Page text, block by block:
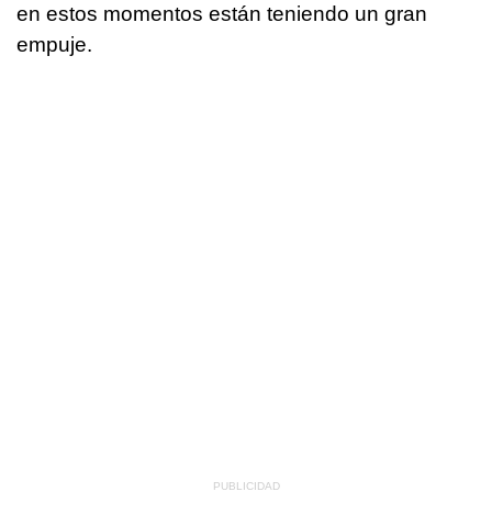
en estos momentos están teniendo un gran
empuje.